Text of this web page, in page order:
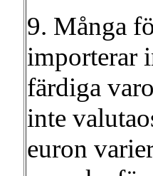
9. Många
importerar
färdiga
inte
euron